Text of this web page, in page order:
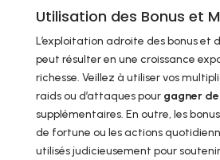
Utilisation des Bonus et
L’exploitation adroite des bonus et
peut résulter en une croissance
richesse. Veillez à utiliser vos
raids ou d’attaques pour gagner
supplémentaires. En outre, les
de fortune ou les actions
utilisés judicieusement pour